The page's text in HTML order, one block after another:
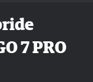
7 PRO